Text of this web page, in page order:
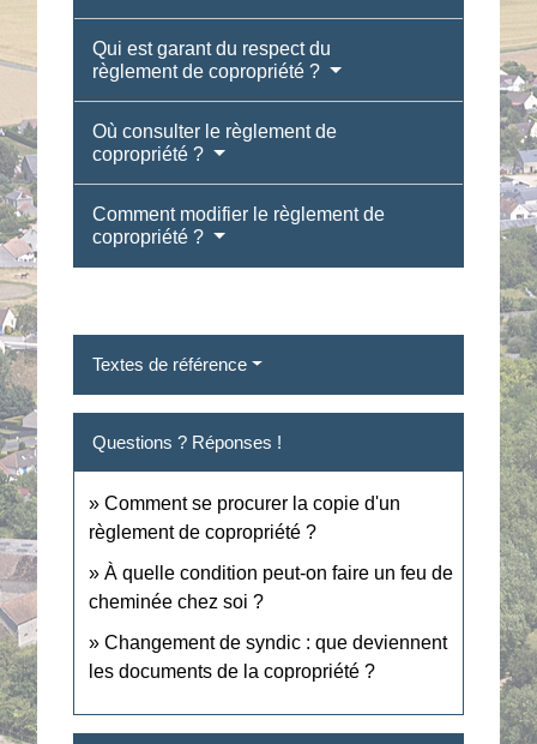
Qui est garant du respect du
règlement de copropriété ?
Où consulter le règlement de
copropriété ?
Comment modifier le règlement de
copropriété ?
Textes de référence
Questions ? Réponses !
Comment se procurer la copie d'un
règlement de copropriété ?
À quelle condition peut-on faire un feu de
cheminée chez soi ?
Changement de syndic : que deviennent
les documents de la copropriété ?